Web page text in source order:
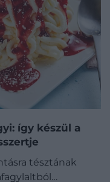
így készül a
tésztának